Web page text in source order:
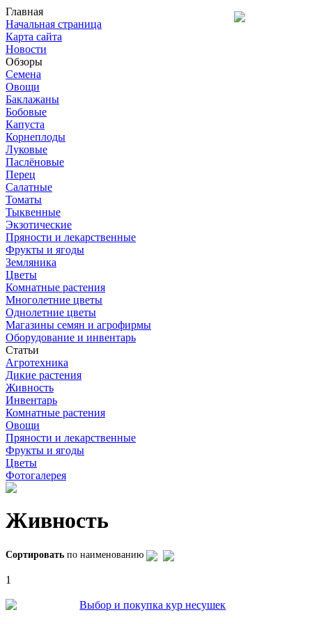
Главная
Начальная страница
Карта сайта
Новости
Обзоры
Семена
Овощи
Баклажаны
Бобовые
Капуста
Корнеплоды
Луковые
Паслёновые
Перец
Салатные
Томаты
Тыквенные
Экзотические
Пряности и лекарственные
Фрукты и ягоды
Земляника
Цветы
Комнатные растения
Многолетние цветы
Однолетние цветы
Магазины семян и агрофирмы
Оборудование и инвентарь
Статьи
Агротехника
Дикие растения
Живность
Инвентарь
Комнатные растения
Овощи
Пряности и лекарственные
Фрукты и ягоды
Цветы
Фотогалерея
Живность
Сортировать по наименованию
1
Выбор и покупка кур несушек